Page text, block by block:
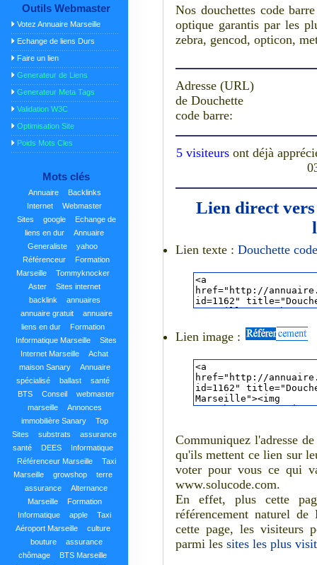
Outils Webmaster
Votez Annuaire Marseille
Echange de liens Durs
Faire un lien
Generateur de Liens
Generateur Meta Tags
Validation W3C
Optimisation Site
Poids Mots Cles
Mots clés
Annuaire
Backlinks
Internet
Webmaster
Sites
google
Echange de
liens en dur
Annuaire
Generaliste
yahoo
Référenceur
Formation
Marseille
Tommyknocker
Aster
Sites internet
backlink
annuaires
annuaire gratuit
annuaire
liens en dur
Formation
Informatique Marseille
Sites
Internet Marseille
Achat
maison Sanary
Annuaire
spécialisé
ballast
santé
BTS
Conseil
webmaster
marseille
Annonces
immobilière Sanary
Top
Sites
substrats
assurance
santé
DEES
Informatique
Référenceur Marseille
Taxi
Marseille
growshop
terre
assurance
Alternance
Marseille
Formation
Informatique
apple
Taxi
Aéroport Marseille
culture
bouture
assurance
chômage
BTS Marseille
Nos douchettes code
optique garantis par les
zebra, gencod, opticon,
Adresse (URL)
de Douchette
code barre:
5 visiteurs ont déjà
Lien direct
Lien texte : Douchette
Lien image :
Communiquez l'adresse
qu'ils mettent ce lien sur
voter pour vous ce qui
www.solucode.com.
En effet, plus cette
référencement naturel
cette page, les visiteurs
parmi les sites les plus